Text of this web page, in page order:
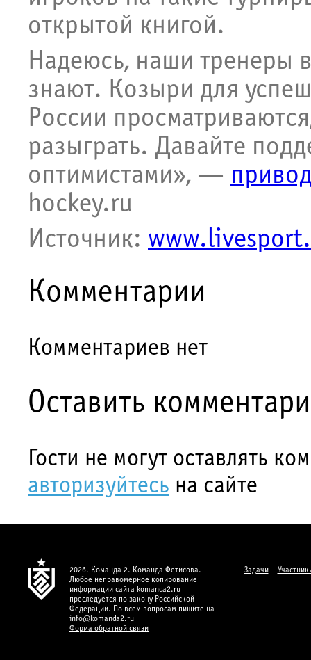
открытой книгой.
Надеюсь, наши тренеры
знают. Козыри для
России
разыграть. Давайте
оптимистами», —
hockey.ru
​Источник:
Комментарии
Комментариев нет
Оставить
Гости не могут оставлять
авторизуйтесь на сайте
2026. Команда 2. Команда Фетисова.
Любое неправомерное копирование
информации сайта komanda2.ru
преследуется по закону Российской
Федерации. По всем вопросам пишите на
info@komanda2.ru
Форма обратной связи
Задачи